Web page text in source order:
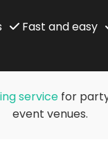
Fast and easy
service for
event venues.